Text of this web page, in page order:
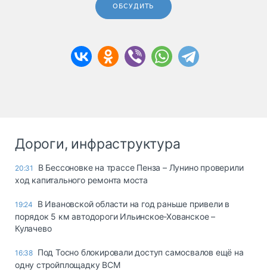
ОБСУДИТЬ
Дороги, инфраструктура
20:31
В Бессоновке на трассе Пенза – Лунино проверили
ход капитального ремонта моста
19:24
В Ивановской области на год раньше привели в
порядок 5 км автодороги Ильинское-Хованское –
Кулачево
16:38 Под Тосно блокировали доступ самосвалов ещё на
одну стройплощадку ВСМ